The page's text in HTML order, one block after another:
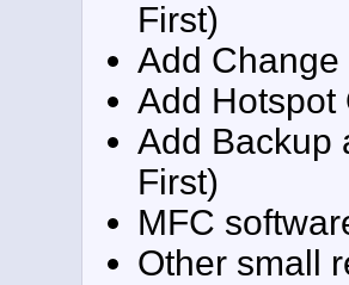
First)
Add
Add Hotspot
Add Backup
First)
MFC
Other small